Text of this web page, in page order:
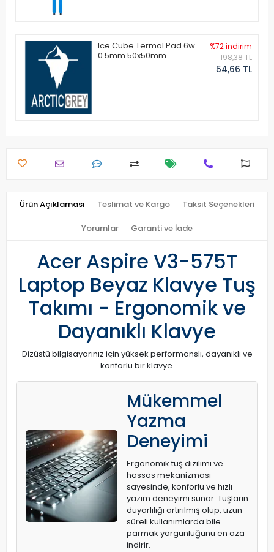
Ice Cube Termal Pad 6w
0.5mm 50x50mm
%72 indirim
198,38 TL
54,66 TL
Ürün Açıklaması Teslimat ve Kargo Taksit Seçenekleri
Yorumlar Garanti ve İade
Acer Aspire V3-575T
Laptop Beyaz Klavye Tuş
Takımı - Ergonomik ve
Dayanıklı Klavye
Dizüstü bilgisayarınız için yüksek performanslı, dayanıklı ve
konforlu bir klavye.
Mükemmel
Yazma
Deneyimi
Ergonomik tuş dizilimi ve
hassas mekanizması
sayesinde, konforlu ve hızlı
yazım deneyimi sunar. Tuşların
duyarlılığı artırılmış olup, uzun
süreli kullanımlarda bile
parmak yorgunluğunu en aza
indirir.